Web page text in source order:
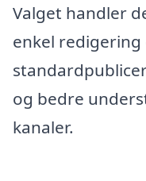
Valget handler
enkel
og bedre
kanaler.